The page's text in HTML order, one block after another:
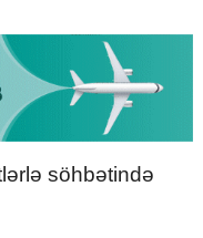
söhbətində